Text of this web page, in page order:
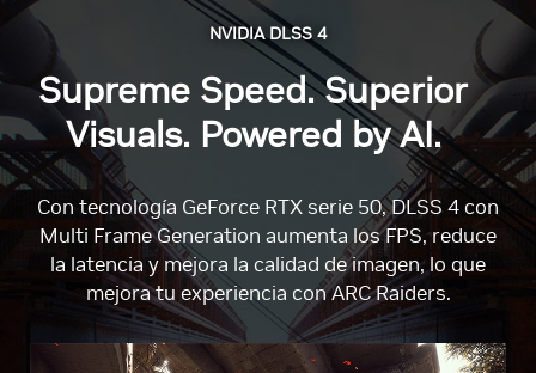
NVIDIA DLSS 4
Supreme Speed. Superior
Visuals. Powered by AI.
Con tecnología GeForce RTX serie 50, DLSS 4 con
Multi Frame Generation aumenta los FPS, reduce
la latencia y mejora la calidad de imagen, lo que
mejora tu experiencia con ARC Raiders.